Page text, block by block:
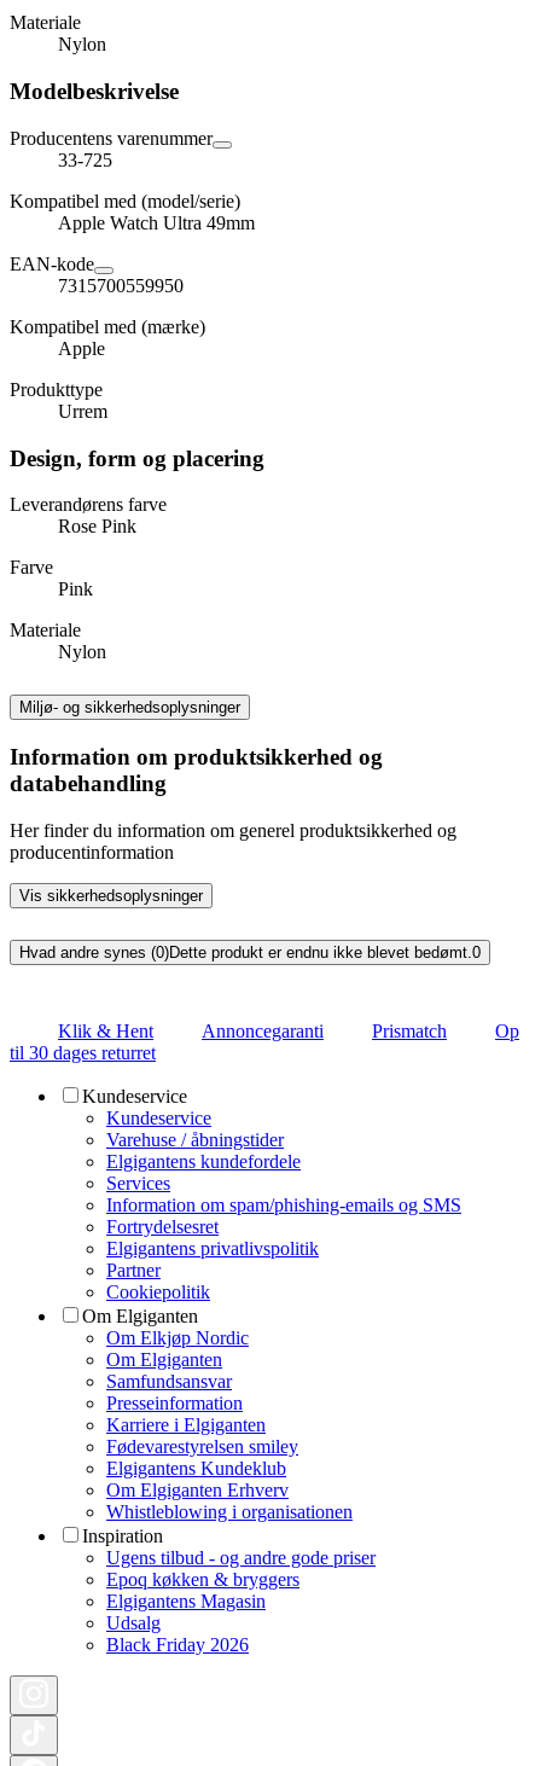
Materiale
Nylon
Modelbeskrivelse
Producentens varenummer
33-725
Kompatibel med (model/serie)
Apple Watch Ultra 49mm
EAN-kode
7315700559950
Kompatibel med (mærke)
Apple
Produkttype
Urrem
Design, form og placering
Leverandørens farve
Rose Pink
Farve
Pink
Materiale
Nylon
Miljø- og sikkerhedsoplysninger
Information om produktsikkerhed og
databehandling
Her finder du information om generel produktsikkerhed og
producentinformation
Vis sikkerhedsoplysninger
Hvad andre synes (0)Dette produkt er endnu ikke blevet bedømt. 0
Klik & Hent Annoncegaranti Prismatch
Op
til 30 dages returret
Kundeservice
Kundeservice
Varehuse / åbningstider
Elgigantens kundefordele
Services
Information om spam/phishing-emails og SMS
Fortrydelsesret
Elgigantens privatlivspolitik
Partner
Cookiepolitik
Om Elgiganten
Om Elkjøp Nordic
Om Elgiganten
Samfundsansvar
Presseinformation
Karriere i Elgiganten
Fødevarestyrelsen smiley
Elgigantens Kundeklub
Om Elgiganten Erhverv
Whistleblowing i organisationen
Inspiration
Ugens tilbud - og andre gode priser
Epoq køkken & bryggers
Elgigantens Magasin
Udsalg
Black Friday 2026